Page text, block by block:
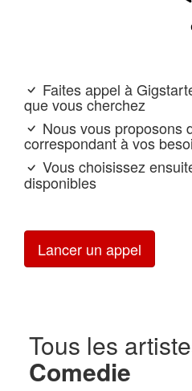
Faites appel à
que vous cherchez
Nous vous proposons
correspondant à vos
Vous choisissez
disponibles
Lancer un appel
Tous les
Comedie